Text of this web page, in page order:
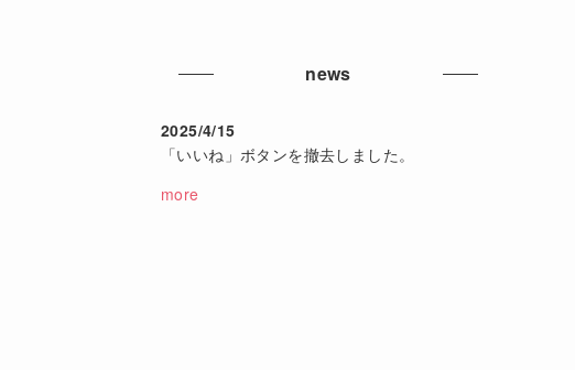
news
2025/4/15
「いいね」ボタンを撤去しました。
more